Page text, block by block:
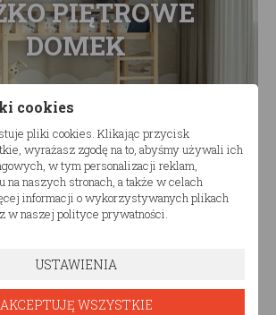
PIĘTROWE
DOMEK
ZOBACZ WIĘCEJ
PIĘTROWE
cookies
pliki cookies. Klikając przycisk
wyrażasz zgodę na to, abyśmy używali ich
w tym personalizacji reklam,
na naszych stronach, a także w celach
informacji o wykorzystywanych plikach
w naszej polityce prywatności.
USTAWIENIA
AKCEPTUJĘ WSZYSTKIE